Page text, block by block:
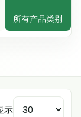
所有产品类别
示